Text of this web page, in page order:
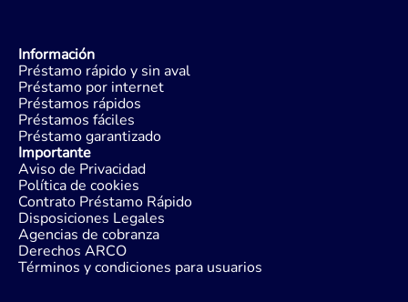
Información
Préstamo rápido y sin aval
Préstamo por internet
Préstamos rápidos
Préstamos fáciles
Préstamo garantizado
Importante
Aviso de Privacidad
Política de cookies
Contrato Préstamo Rápido
Disposiciones Legales
Agencias de cobranza
Derechos ARCO
Términos y condiciones para usuarios